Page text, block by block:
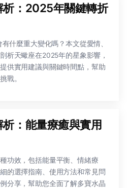
析：2025年關鍵轉折
什麼重大變化嗎？本文從愛情、
析天蠍座在2025年的星象影響，
供實用建議與關鍵時間點，幫助
戰。
：能量療癒與實用
功效，包括能量平衡、情緒療
的選擇指南、使用方法和常見問
分享，幫助您全面了解多寶水晶